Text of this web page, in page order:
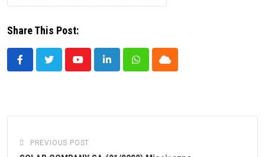
Share This Post:
YoutubeLinkedInWhatsappCloud
PREVIOUS POST